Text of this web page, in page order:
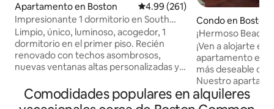
Apartamento en Boston Calificación promedio: 4.99 de
4.99 (261)
Impresionante 1 dormitorio en South
End, la mejor ubicación de Boston
Limpio, único, luminoso, acogedor, 1
dormitorio en el primer piso. Recién
renovado con techos asombrosos,
nuevas ventanas altas personalizadas y
Boston a las puertas de tu alojamiento.
Situado a media manzana de Restaurant
Condo en Boston
¡Hermoso
¡Ven a alojarte
apartamento en
más deseable de
Nuestro
dormitorios y un
muy bien
Comodidades populares en alquileres